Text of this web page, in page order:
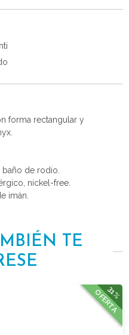
forma rectangular y
de rodio.
nickel-free.
imán.
TE
31%
OFERTA